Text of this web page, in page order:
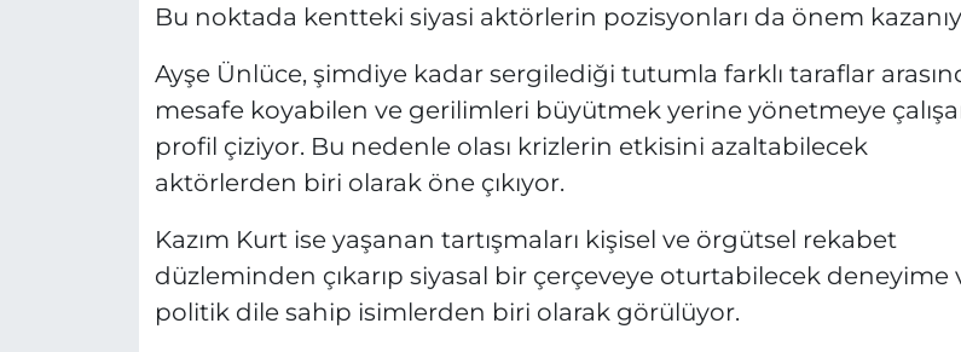
Bu noktada kentteki siyasi aktörlerin pozisyonları da önem
Ayşe Ünlüce, şimdiye kadar sergilediği tutumla farklı taraflar
mesafe koyabilen ve gerilimleri büyütmek yerine yönetmeye
profil çiziyor. Bu nedenle olası krizlerin etkisini azaltabilecek
aktörlerden biri olarak öne çıkıyor.
Kazım Kurt ise yaşanan tartışmaları kişisel ve örgütsel rekabet
düzleminden çıkarıp siyasal bir çerçeveye oturtabilecek deneyime
politik dile sahip isimlerden biri olarak görülüyor.